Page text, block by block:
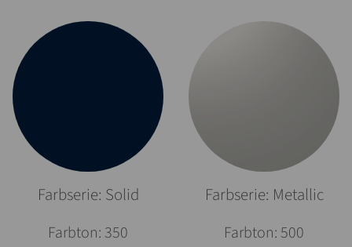
Farbserie: Solid
Farbton: 350
Farbserie: Metallic
Farbton: 500